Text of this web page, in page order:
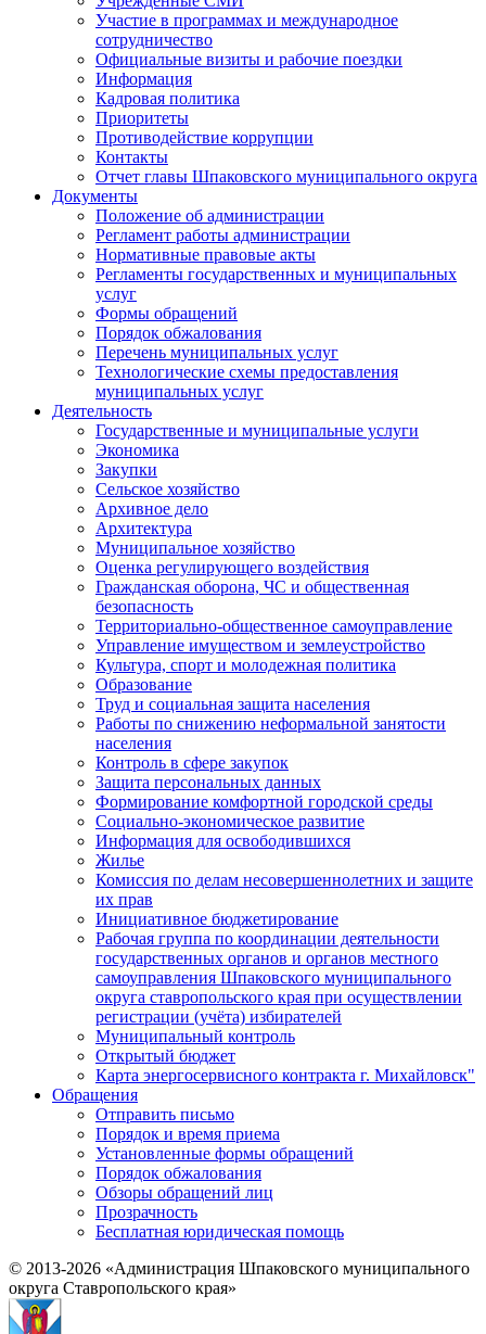
Участие в программах и международное
сотрудничество
Официальные визиты и рабочие поездки
Информация
Кадровая политика
Приоритеты
Противодействие коррупции
Контакты
Отчет главы Шпаковского муниципального округа
Документы
Положение об администрации
Регламент работы администрации
Нормативные правовые акты
Регламенты государственных и муниципальных
услуг
Формы обращений
Порядок обжалования
Перечень муниципальных услуг
Технологические схемы предоставления
муниципальных услуг
Деятельность
Государственные и муниципальные услуги
Экономика
Закупки
Сельское хозяйство
Архивное дело
Архитектура
Муниципальное хозяйство
Оценка регулирующего воздействия
Гражданская оборона, ЧС и общественная
безопасность
Территориально-общественное самоуправление
Управление имуществом и землеустройство
Культура, спорт и молодежная политика
Образование
Труд и социальная защита населения
Работы по снижению неформальной занятости
населения
Контроль в сфере закупок
Защита персональных данных
Формирование комфортной городской среды
Социально-экономическое развитие
Информация для освободившихся
Жилье
Комиссия по делам несовершеннолетних и защите
их прав
Инициативное бюджетирование
Рабочая группа по координации деятельности
государственных органов и органов местного
самоуправления Шпаковского муниципального
округа ставропольского края при осуществлении
регистрации (учёта) избирателей
Муниципальный контроль
Открытый бюджет
Карта энергосервисного контракта г. Михайловск"
Обращения
Отправить письмо
Порядок и время приема
Установленные формы обращений
Порядок обжалования
Обзоры обращений лиц
Прозрачность
Бесплатная юридическая помощь
© 2013-2026 «Администрация Шпаковского муниципального
округа Ставропольского края»